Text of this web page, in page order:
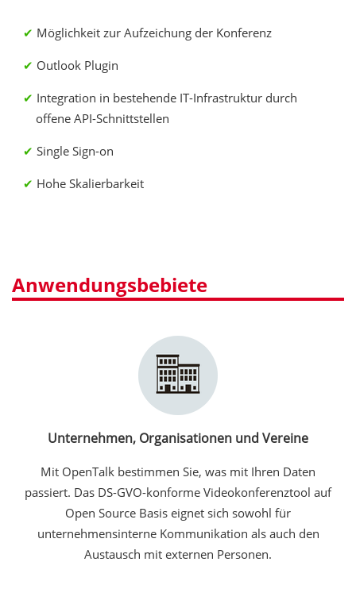
Möglichkeit zur Aufzeichung der Konferenz
Outlook Plugin
Integration in bestehende IT-Infrastruktur durch
offene API-Schnittstellen
Single Sign-on
Hohe Skalierbarkeit
Anwendungsbebiete
Unternehmen, Organisationen und Vereine
Mit OpenTalk bestimmen Sie, was mit Ihren Daten
passiert. Das DS-GVO-konforme Videokonferenztool auf
Open Source Basis eignet sich sowohl für
unternehmensinterne Kommunikation als auch den
Austausch mit externen Personen.